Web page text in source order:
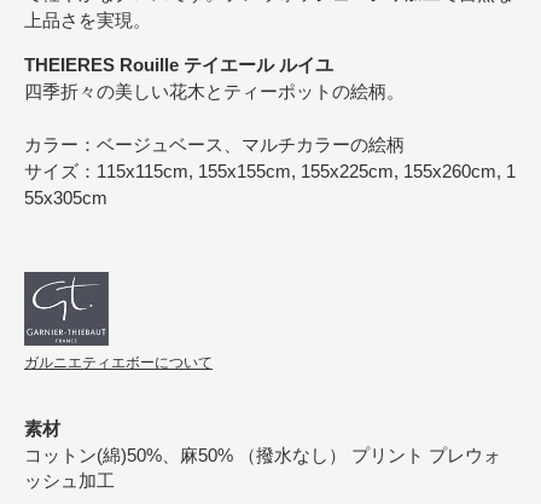
上品さを実現。
THEIERES Rouille テイエール ルイユ
四季折々の美しい花木とティーポットの絵柄。
カラー：ベージュベース、マルチカラーの絵柄
サイズ：115x115cm, 155x155cm, 155x225cm, 155x260cm, 1
55x305cm
ガルニエティエボーについて
素材
コットン(綿)50%、麻50% （撥水なし） プリント プレウォ
ッシュ加工